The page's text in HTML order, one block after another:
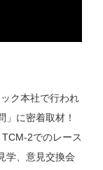
ク本社で行われ
」に密着取材！
2でのレース
学、意見交換会